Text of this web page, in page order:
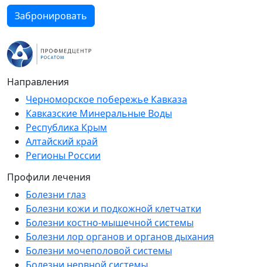
Забронировать
Направления
Черноморское побережье Кавказа
Кавказские Минеральные Воды
Республика Крым
Алтайский край
Регионы России
Профили лечения
Болезни глаз
Болезни кожи и подкожной клетчатки
Болезни костно-мышечной системы
Болезни лор органов и органов дыхания
Болезни мочеполовой системы